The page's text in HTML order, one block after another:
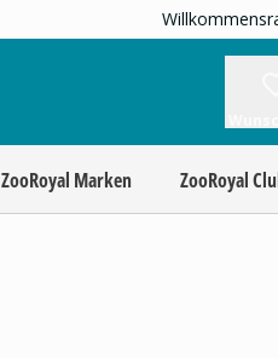
ZooRoyal Marken ZooRoyal